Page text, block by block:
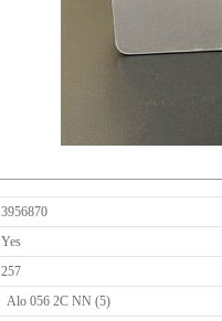
3956870
Yes
257
Alo 056 2C NN (5)